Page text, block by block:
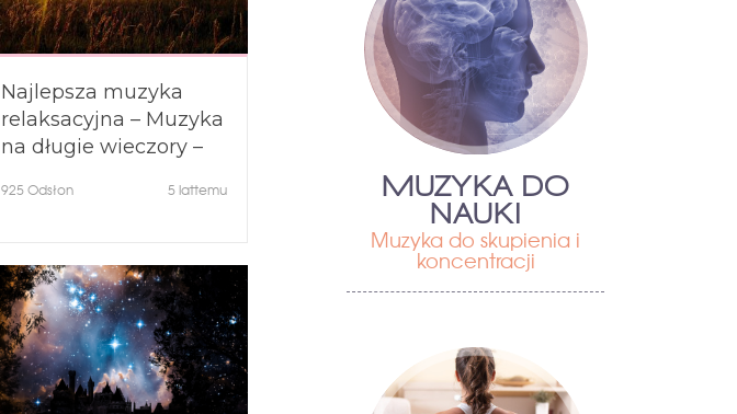
Najlepsza muzyka
relaksacyjna – Muzyka
na długie wieczory –
Muzyka tła do relaksu
925Odsłon 5 lattemu
MUZYKA DO
NAUKI
Muzyka do skupienia i
koncentracji